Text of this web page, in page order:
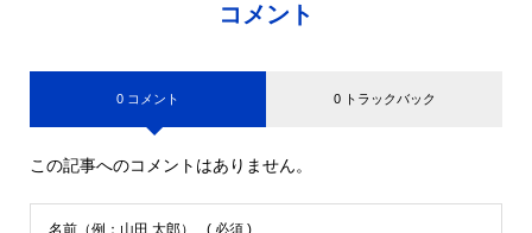
コメント
0 コメント 0 トラックバック
この記事へのコメントはありません。
名前（例：山田 太郎） ( 必須 )